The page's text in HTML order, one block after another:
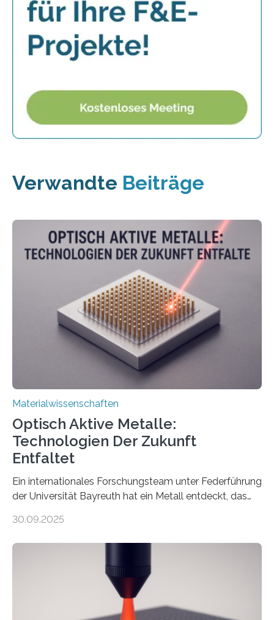
Verwandte Beiträge
Materialwissenschaften
Optisch Aktive Metalle:
Technologien Der Zukunft
Entfaltet
Ein internationales Forschungsteam unter Federführung
der Universität Bayreuth hat ein Metall entdeckt, das
Dadurch ist es in der Lage, eine sogenannte zweite
Nichtmetallen vorkommt und insbesondere für
Sensorik und Elektrotechnik von Interesse ist. Über ihre
Erkenntnisse berichten die Forschenden im Journal of
the American Chemical Society. —What for?
30.09.2025